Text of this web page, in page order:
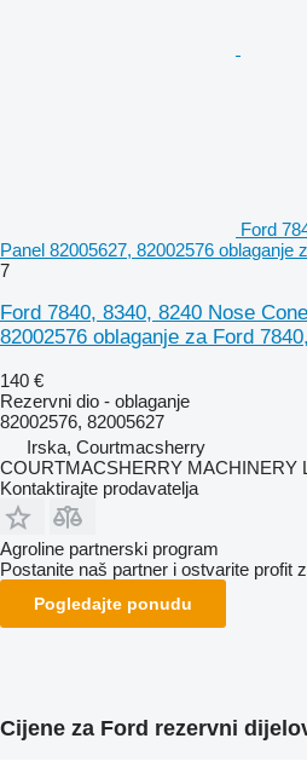
Ford
Panel 82005627, 82002576 oblaganje
7
Ford 7840, 8340, 8240 Nose
82002576 oblaganje za Ford
140 €
Rezervni dio - oblaganje
82002576, 82005627
Irska, Courtmacsherry
COURTMACSHERRY MACHINERY
Kontaktirajte prodavatelja
Agroline partnerski program
Postanite naš partner i ostvarite profit
Pogledajte ponudu
Cijene za Ford rezervni